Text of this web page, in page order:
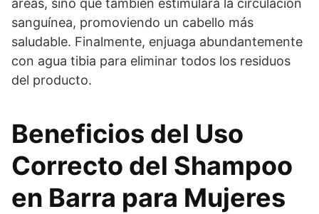
áreas, sino que también estimulará la circulación
sanguínea, promoviendo un cabello más
saludable. Finalmente, enjuaga abundantemente
con agua tibia para eliminar todos los residuos
del producto.
Beneficios del Uso
Correcto del Shampoo
en Barra para Mujeres